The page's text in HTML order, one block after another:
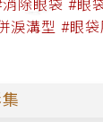
除眼袋 #眼
淚溝型 #眼